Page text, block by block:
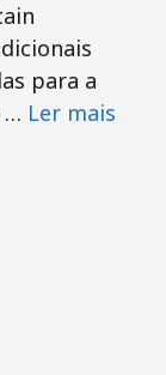
para a
… Ler mais